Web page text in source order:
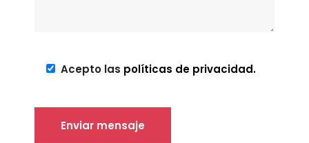
Acepto las políticas de privacidad.